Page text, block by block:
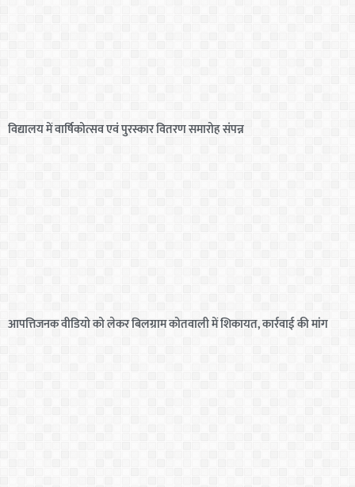
विद्यालय में वार्षिकोत्सव एवं पुरस्कार वितरण समारोह संपन्न
आपत्तिजनक वीडियो को लेकर बिलग्राम कोतवाली में शिकायत, कार्रवाई की मांग